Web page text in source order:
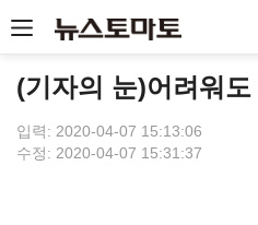
(기자의 눈)어려워
입력: 2020-04-07 15:13:06
수정: 2020-04-07 15:31:37